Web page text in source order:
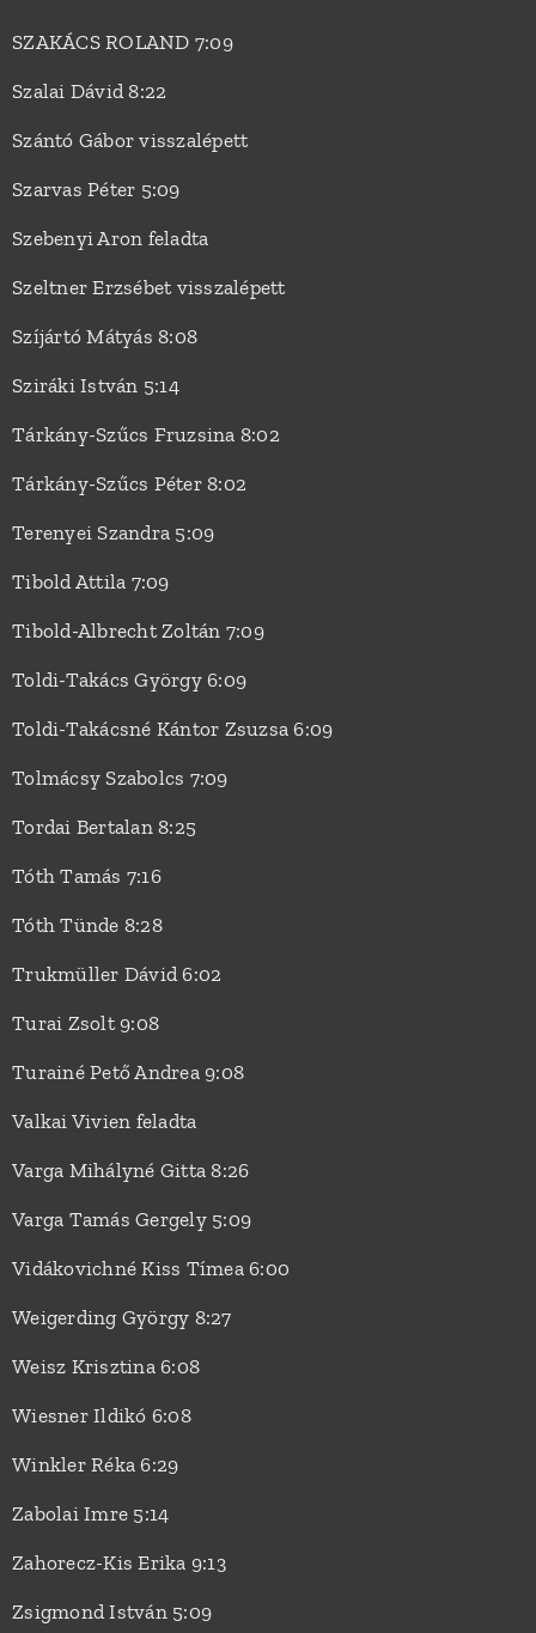
SZAKÁCS ROLAND 7:09
Szalai Dávid 8:22
Szántó Gábor visszalépett
Szarvas Péter 5:09
Szebenyi Aron feladta
Szeltner Erzsébet visszalépett
Szíjártó Mátyás 8:08
Sziráki István 5:14
Tárkány-Szűcs Fruzsina 8:02
Tárkány-Szűcs Péter 8:02
Terenyei Szandra 5:09
Tibold Attila 7:09
Tibold-Albrecht Zoltán 7:09
Toldi-Takács György 6:09
Toldi-Takácsné Kántor Zsuzsa 6:09
Tolmácsy Szabolcs 7:09
Tordai Bertalan 8:25
Tóth Tamás 7:16
Tóth Tünde 8:28
Trukmüller Dávid 6:02
Turai Zsolt 9:08
Turainé Pető Andrea 9:08
Valkai Vivien feladta
Varga Mihályné Gitta 8:26
Varga Tamás Gergely 5:09
Vidákovichné Kiss Tímea 6:00
Weigerding György 8:27
Weisz Krisztina 6:08
Wiesner Ildikó 6:08
Winkler Réka 6:29
Zabolai Imre 5:14
Zahorecz-Kis Erika 9:13
Zsigmond István 5:09